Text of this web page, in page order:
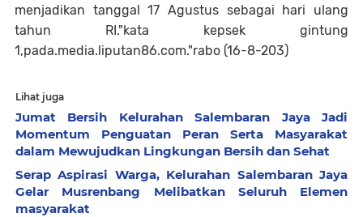
menjadikan tanggal 17 Agustus sebagai hari ulang
tahun RI."kata kepsek gintung
1,pada.media.liputan86.com."rabo (16-8-203)
Lihat juga
Jumat Bersih Kelurahan Salembaran Jaya Jadi
Momentum Penguatan Peran Serta Masyarakat
dalam Mewujudkan Lingkungan Bersih dan Sehat
Serap Aspirasi Warga, Kelurahan Salembaran Jaya
Gelar Musrenbang Melibatkan Seluruh Elemen
masyarakat